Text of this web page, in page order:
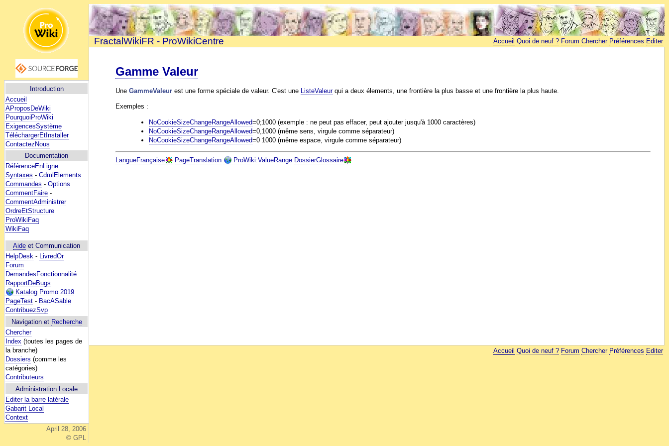
Introduction
Accueil
AProposDeWiki
PourquoiProWiki
ExigencesSystème
TéléchargerEtInstaller
ContactezNous
Documentation
RéférenceEnLigne
Syntaxes - CdmlElements
Commandes - Options
CommentFaire -
CommentAdministrer
OrdreEtStructure
ProWikiFaq
WikiFaq
Aide et Communication
HelpDesk - LivredOr
Forum
DemandesFonctionnalité
RapportDeBugs
Katalog Promo 2019
PageTest - BacASable
ContribuezSvp
Navigation et Recherche
Chercher
Index (toutes les pages de
la branche)
Dossiers (comme les
catégories)
Contributeurs
Administration Locale
Editer la barre latérale
Gabarit Local
Context
April 28, 2006
© GPL
FractalWikiFR - ProWikiCentre Accueil Quoi de neuf ? Forum Chercher Préférences Editer
Gamme Valeur
UneGammeValeur est une forme spéciale de valeur. C'est une ListeValeurqui a deux élements, une frontière la plus basse et une frontière la plus haute.
Exemples :
NoCookieSizeChangeRangeAllowed=0;1000 (exemple : ne peut pas effacer, peut ajouter jusqu'à 1000 caractères)
NoCookieSizeChangeRangeAllowed=0,1000 (même sens, virgule comme séparateur)
NoCookieSizeChangeRangeAllowed=0 1000 (même espace, virgule comme séparateur)
LangueFrançaise PageTranslation ProWiki:ValueRange DossierGlossaire
Accueil Quoi de neuf ? Forum Chercher Préférences Editer